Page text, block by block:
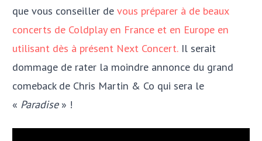
que vous conseiller de vous préparer à de beaux
concerts de Coldplay en France et en Europe en
utilisant dès à présent Next Concert. Il serait
dommage de rater la moindre annonce du grand
comeback de Chris Martin & Co qui sera le
« Paradise» !